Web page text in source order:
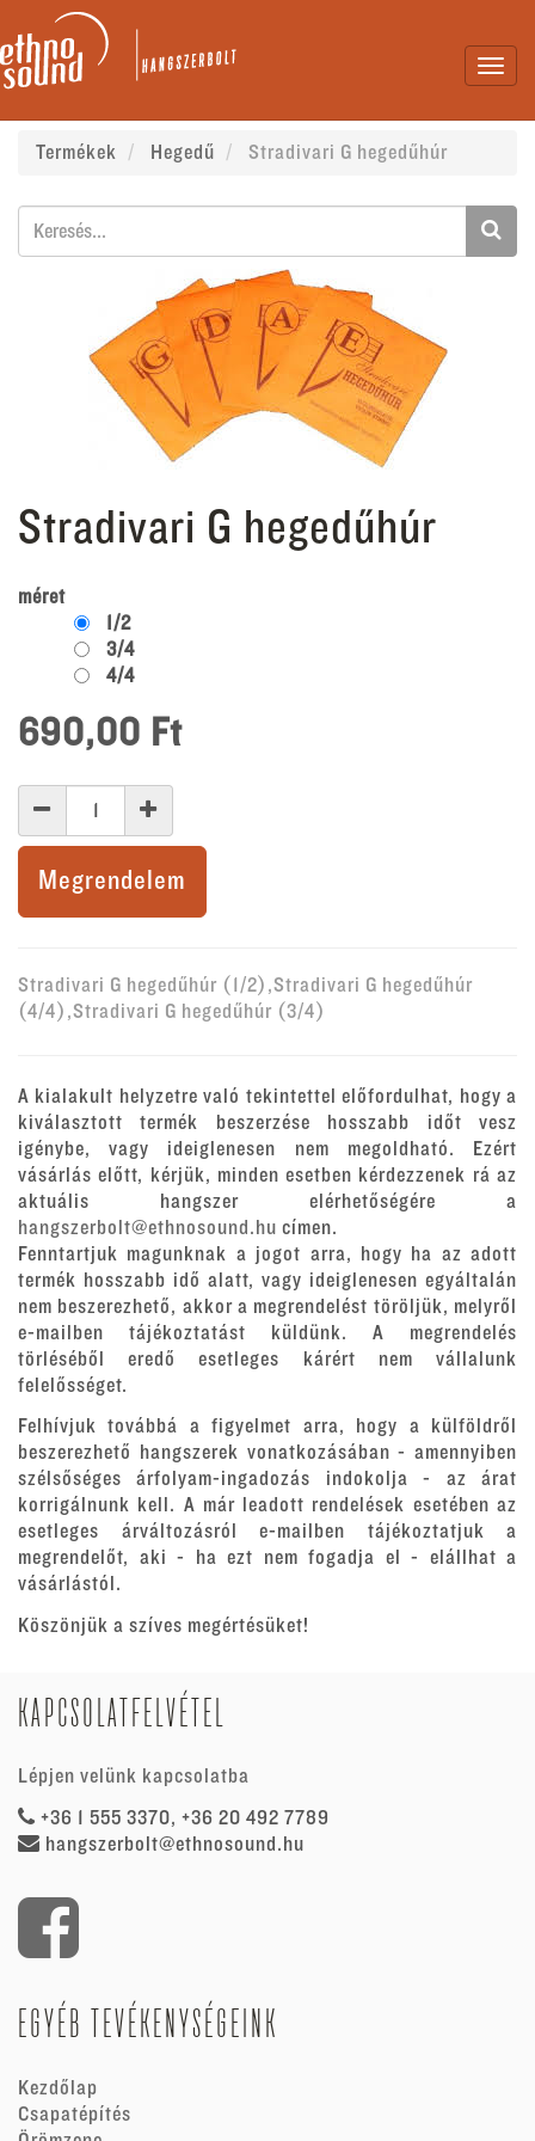
Termékek Hegedű Stradivari G hegedűhúr
Stradivari G hegedűhúr
méret
1/2
3/4
4/4
690,00 Ft
Megrendelem
Stradivari G hegedűhúr (1/2),Stradivari G hegedűhúr
(4/4),Stradivari G hegedűhúr (3/4)
A kialakult helyzetre való tekintettel előfordulhat, hogy a
kiválasztott termék beszerzése hosszabb időt vesz
igénybe, vagy ideiglenesen nem megoldható. Ezért
vásárlás előtt, kérjük, minden esetben kérdezzenek rá az
aktuális hangszer elérhetőségére a
hangszerbolt@ethnosound.hu címen.
Fenntartjuk magunknak a jogot arra, hogy ha az adott
termék hosszabb idő alatt, vagy ideiglenesen egyáltalán
nem beszerezhető, akkor a megrendelést töröljük, melyről
e-mailben tájékoztatást küldünk. A megrendelés
törléséből eredő esetleges kárért nem vállalunk
felelősséget.
Felhívjuk továbbá a figyelmet arra, hogy a külföldről
beszerezhető hangszerek vonatkozásában - amennyiben
szélsőséges árfolyam-ingadozás indokolja - az árat
korrigálnunk kell. A már leadott rendelések esetében az
esetleges árváltozásról e-mailben tájékoztatjuk a
megrendelőt, aki - ha ezt nem fogadja el - elállhat a
vásárlástól.
Köszönjük a szíves megértésüket!
KAPCSOLATFELVÉTEL
Lépjen velünk kapcsolatba
+36 1 555 3370, +36 20 492 7789
hangszerbolt@ethnosound.hu
EGYÉB TEVÉKENYSÉGEINK
Kezdőlap
Csapatépítés